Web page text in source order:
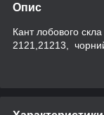
Опис
Кант лобового
2121,21213,